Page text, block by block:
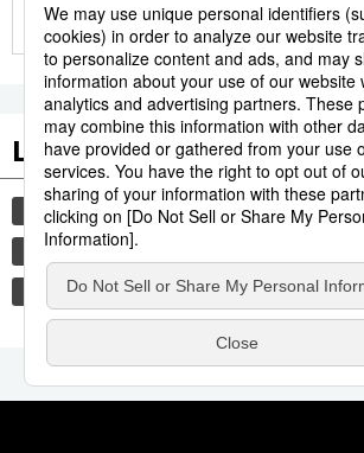
More in this series
Les tags populaires
gastronomie culture histoire
bœuf
sexe
shogun